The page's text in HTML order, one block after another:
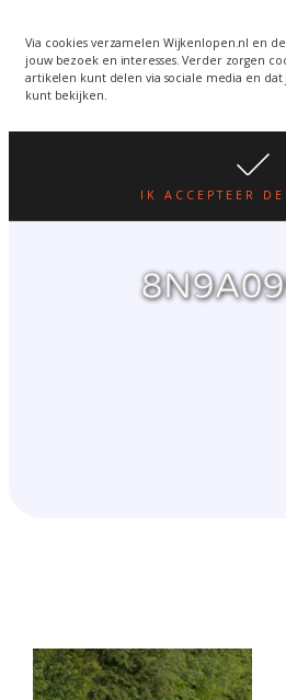
Via cookies verzamelen Wijkenlopen.nl en
jouw bezoek en interesses. Verder zorgen
artikelen kunt delen via sociale media en
kunt bekijken.
IK ACCEPTEER
wordt een week verplaatst
i.v.m. warmte. lees hier